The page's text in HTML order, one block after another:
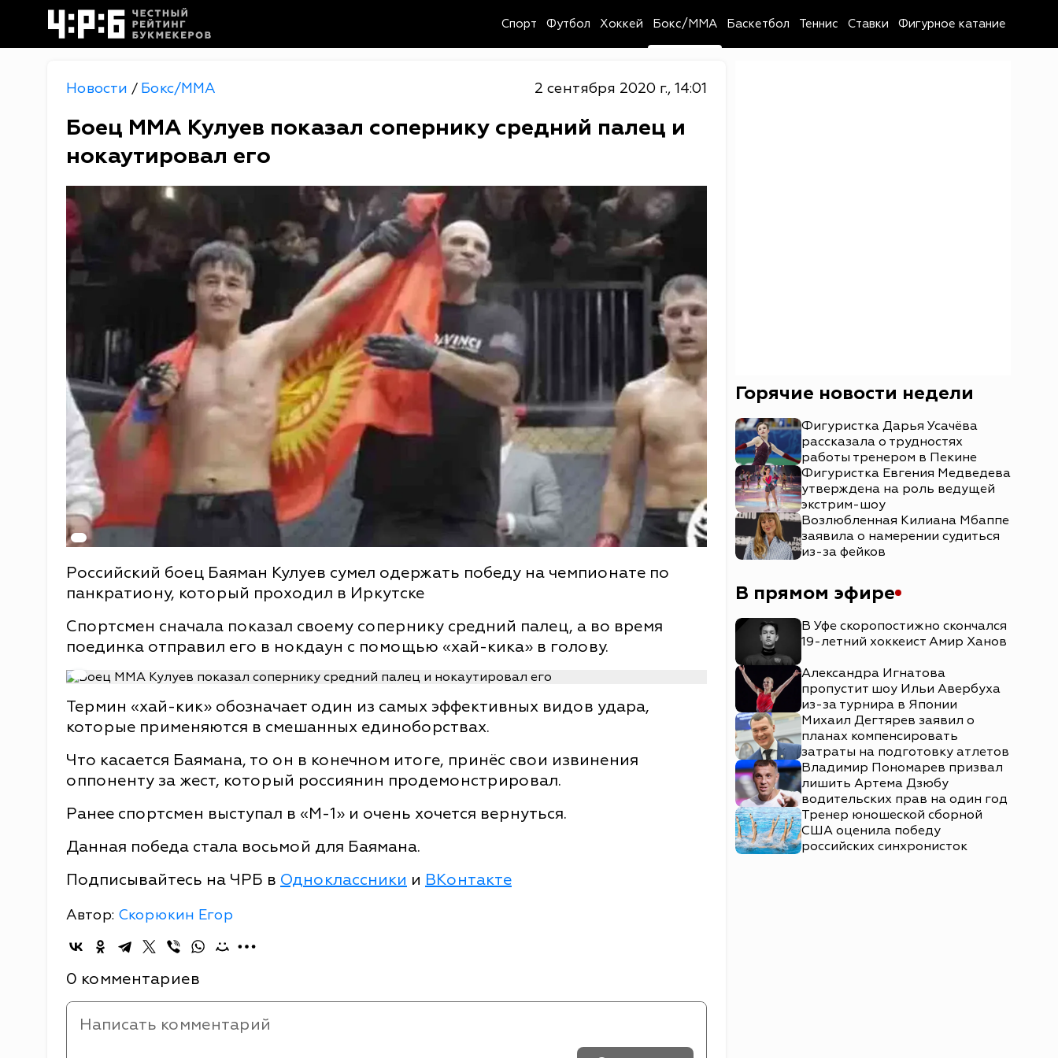
Спорт Футбол Хоккей Бокс/MMA Баскетбол Теннис Ставки Фигурное катание
Новости / Бокс/MMA 2 сентября 2020 г., 14:01
Боец ММА Кулуев показал сопернику средний палец и
нокаутировал его
Российский боец Баяман Кулуев сумел одержать победу на чемпионате по
панкратиону, который проходил в Иркутске
Спортсмен сначала показал своему сопернику средний палец, а во время
поединка отправил его в нокдаун с помощью «хай-кика» в голову.
Термин «хай-кик» обозначает один из самых эффективных видов удара,
которые применяются в смешанных единоборствах.
Что касается Баямана, то он в конечном итоге, принёс свои извинения
оппоненту за жест, который россиянин продемонстрировал.
Ранее спортсмен выступал в «М-1» и очень хочется вернуться.
Данная победа стала восьмой для Баямана.
Подписывайтесь на ЧРБ в Одноклассники и ВКонтакте
Автор: Скорюкин Егор
0 комментариев
Горячие новости недели
Фигуристка Дарья Усачёва
рассказала о трудностях
работы тренером в Пекине
Фигуристка Евгения Медведева
утверждена на роль ведущей
экстрим-шоу
Возлюбленная Килиана Мбаппе
заявила о намерении судиться
из-за фейков
В прямом эфире
В Уфе скоропостижно скончался
19-летний хоккеист Амир Ханов
Александра Игнатова
пропустит шоу Ильи Авербуха
из-за турнира в Японии
Михаил Дегтярев заявил о
планах компенсировать
затраты на подготовку атлетов
Владимир Пономарев призвал
лишить Артема Дзюбу
водительских прав на один год
Тренер юношеской сборной
США оценила победу
российских синхронисток